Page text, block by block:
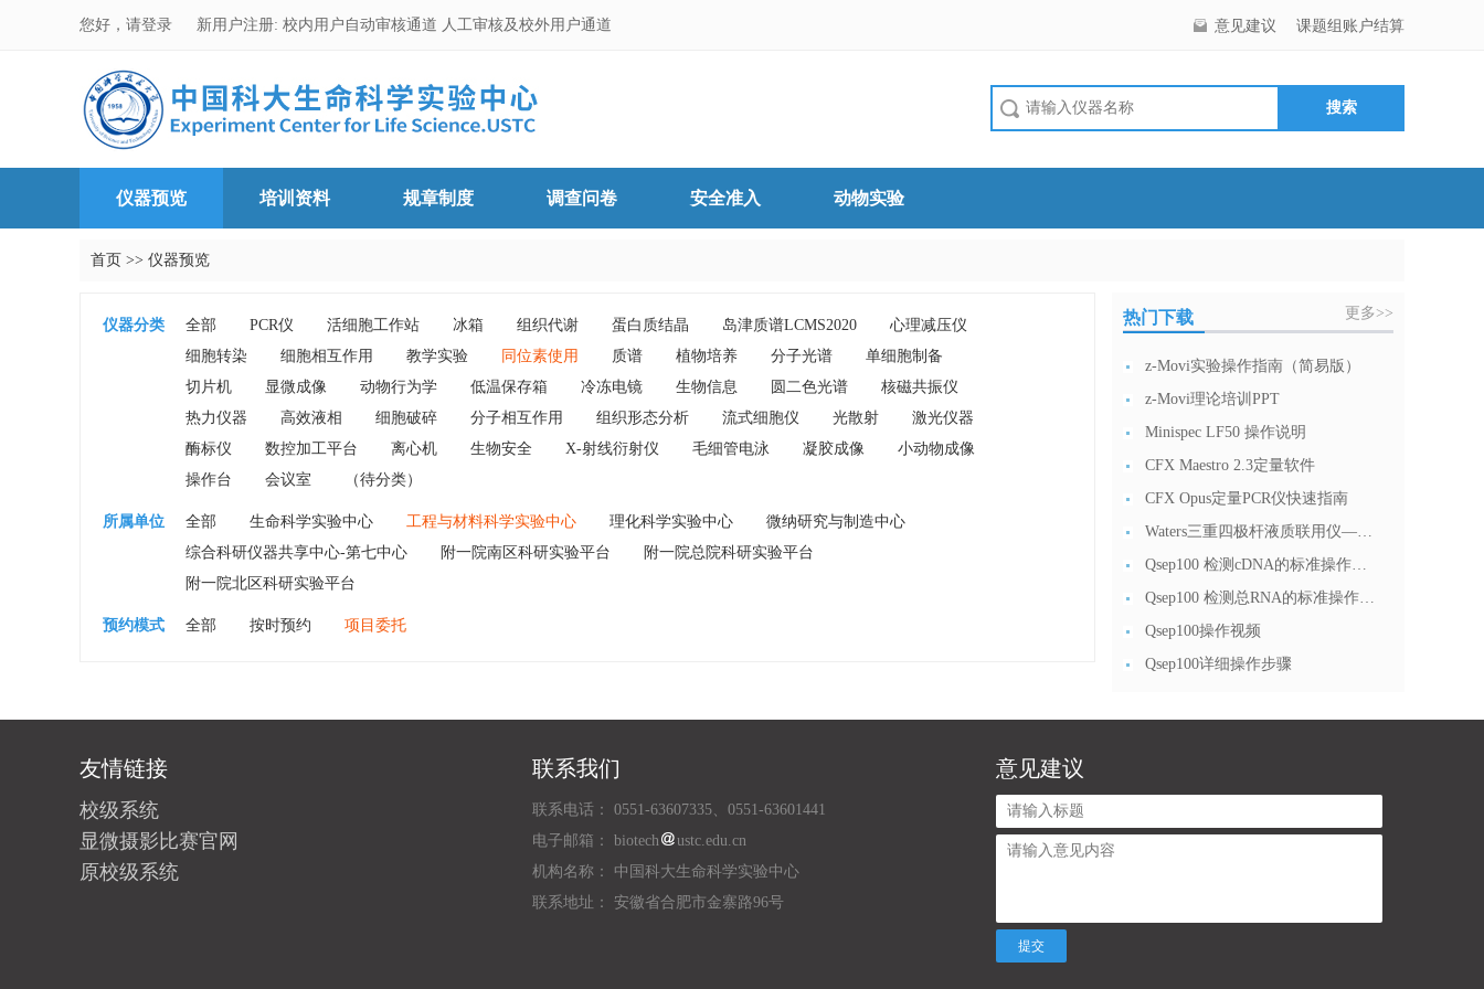
课题组账户结算
意见建议
您好，请登录 新用户注册: 校内用户自动审核通道 人工审核及校外用户通道
仪器预览 培训资料 规章制度 调查问卷 安全准入 动物实验
首页 >> 仪器预览
仪器分类 全部 PCR仪 活细胞工作站 冰箱 组织代谢 蛋白质结晶 岛津质谱LCMS2020
心理减压仪
细胞转染
细胞相互作用 教学实验 同位素使用 质谱 植物培养 分子光谱
单细胞制备
切片机
显微成像 动物行为学 低温保存箱 冷冻电镜 生物信息 圆二色光谱
核磁共振仪
热力仪器
高效液相 细胞破碎 分子相互作用 组织形态分析 流式细胞仪 光散射
激光仪器
酶标仪
数控加工平台 离心机 生物安全 X-射线衍射仪 毛细管电泳 凝胶成像
小动物成像
操作台
会议室 （待分类）
所属单位 全部 生命科学实验中心 工程与材料科学实验中心 理化科学实验中心
微纳研究与制造中心
综合科研仪器共享中心-第七中心
附一院南区科研实验平台
附一院总院科研实验平台
附一院北区科研实验平台
预约模式 全部 按时预约 项目委托
热门下载 更多>>
z-Movi实验操作指南（简易版）
z-Movi理论培训PPT
Minispec LF50 操作说明
CFX Maestro 2.3定量软件
CFX Opus定量PCR仪快速指南
Waters三重四极杆液质联用仪—日常开...
Qsep100 检测cDNA的标准操作流...
Qsep100 检测总RNA的标准操作流...
Qsep100操作视频
Qsep100详细操作步骤
友情链接
校级系统
显微摄影比赛官网
原校级系统
联系我们
联系电话： 0551-63607335、0551-63601441
电子邮箱： biotech
ustc.edu.cn
机构名称： 中国科大生命科学实验中心
联系地址： 安徽省合肥市金寨路96号
意见建议